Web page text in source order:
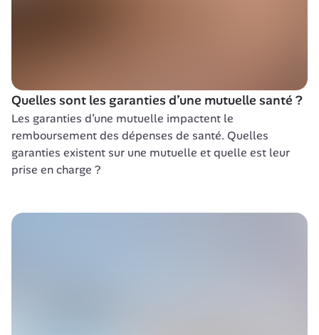
Quelles sont les garanties d’une mutuelle santé ?
Les garanties d’une mutuelle impactent le
remboursement des dépenses de santé. Quelles
garanties existent sur une mutuelle et quelle est leur
prise en charge ?